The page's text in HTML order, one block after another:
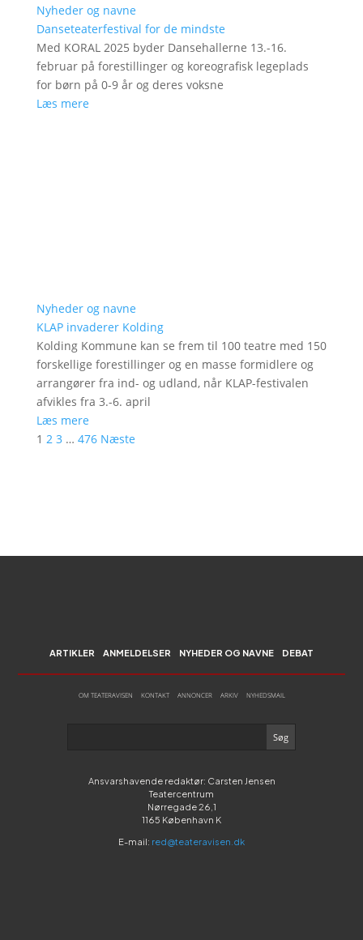
Nyheder og navne
Danseteaterfestival for de mindste
Med KORAL 2025 byder Dansehallerne 13.-16.
februar på forestillinger og koreografisk legeplads
for børn på 0-9 år og deres voksne
Læs mere
Nyheder og navne
KLAP invaderer Kolding
Kolding Kommune kan se frem til 100 teatre med 150
forskellige forestillinger og en masse formidlere og
arrangører fra ind- og udland, når KLAP-festivalen
afvikles fra 3.-6. april
Læs mere
1 2 3 … 476 Næste
ARTIKLER ANMELDELSER NYHEDER OG NAVNE DEBAT
OM TEATERAVISEN KONTAKT ANNONCER ARKIV NYHEDSMAIL
Ansvarshavende redaktør: Carsten Jensen
Teatercentrum
Nørregade 26,1
1165 København K
E-mail: red@teateravisen.dk